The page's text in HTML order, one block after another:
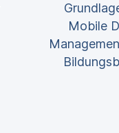
Mobile